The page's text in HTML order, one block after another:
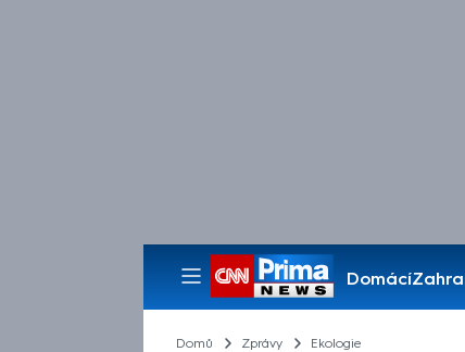
Domácí
Pořady
Domů Zprávy Ekologie